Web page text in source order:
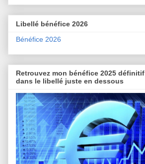
Libellé bénéfice 2026
Bénéfice 2026
Retrouvez mon bénéfice 2025 définitif
dans le libellé juste en dessous